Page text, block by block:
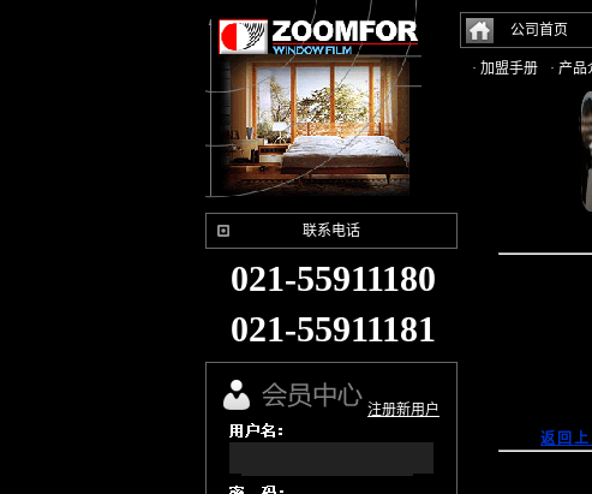
公司首页
· 加盟手册 · 产品
联系电话
021-55911180
021-55911181
注册新用户
返回上